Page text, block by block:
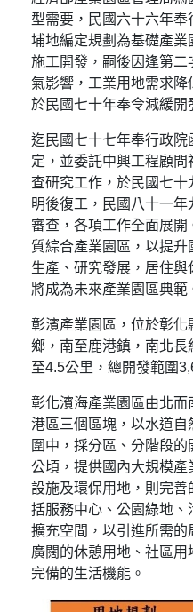
型需要，民國六十六年
埔地編定規劃為基礎產
施工開發，嗣後因逢第
氣影響，工業用地需求
於民國七十年奉令減緩開
迄民國七十七年奉行政
定，並委託中興工程顧
查研究工作，於民國七
明後復工，民國八十一
審查，各項工作全面展
質綜合產業園區，以提
生產、研究發展，居住與
將成為未來產業園區典範
彰濱產業園區，位於彰
鄉，南至鹿港鎮，南北
至4.5公里，總開發範圍
彰化濱海產業園區由北
港區三個區塊，以水道
圍中，採分區、分階段
公頃，提供國內大規模
設施及環保用地，則完
括服務中心、公園綠地
擴充空間，以引進所需
廣闊的休憩用地、社區
完備的生活機能。